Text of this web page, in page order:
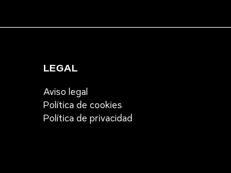
LEGAL
Aviso legal
Política de cookies
Política de privacidad